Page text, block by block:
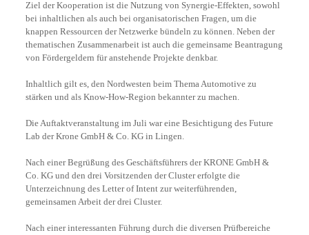
Ziel der Kooperation ist die Nutzung von Synergie-Effekten, sowohl
bei inhaltlichen als auch bei organisatorischen Fragen, um die
knappen Ressourcen der Netzwerke bündeln zu können. Neben der
thematischen Zusammenarbeit ist auch die gemeinsame Beantragung
von Fördergeldern für anstehende Projekte denkbar.
Inhaltlich gilt es, den Nordwesten beim Thema Automotive zu
stärken und als Know-How-Region bekannter zu machen.
Die Auftaktveranstaltung im Juli war eine Besichtigung des Future
Lab der Krone GmbH & Co. KG in Lingen.
Nach einer Begrüßung des Geschäftsführers der KRONE GmbH &
Co. KG und den drei Vorsitzenden der Cluster erfolgte die
Unterzeichnung des Letter of Intent zur weiterführenden,
gemeinsamen Arbeit der drei Cluster.
Nach einer interessanten Führung durch die diversen Prüfbereiche